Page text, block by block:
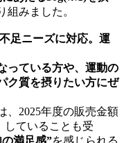
組みました。
足ニーズに対応。運
っている方や、運動の
ク質を摂りたい方にぜ
、2025年度の販売金額
していることも受
満足感”を感じられる